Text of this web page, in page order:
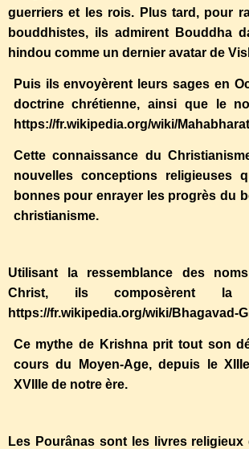
guerriers et les rois. Plus tard, pour
bouddhistes, ils admirent Bouddha
hindou comme un dernier avatar de
Puis ils envoyèrent leurs sages en
doctrine chrétienne, ainsi que le
https://fr.wikipedia.org/wiki/
Cette connaissance du
nouvelles conceptions religieuses
bonnes pour enrayer les progrès du
christianisme.
Utilisant la ressemblance des
Christ, ils composèrent la
https://fr.wikipedia.org/wiki/Bhagavad-
Ce mythe de Krishna prit tout son
cours du Moyen-Age, depuis le
XVIIIe de notre ère.
Les Pourânas sont les livres